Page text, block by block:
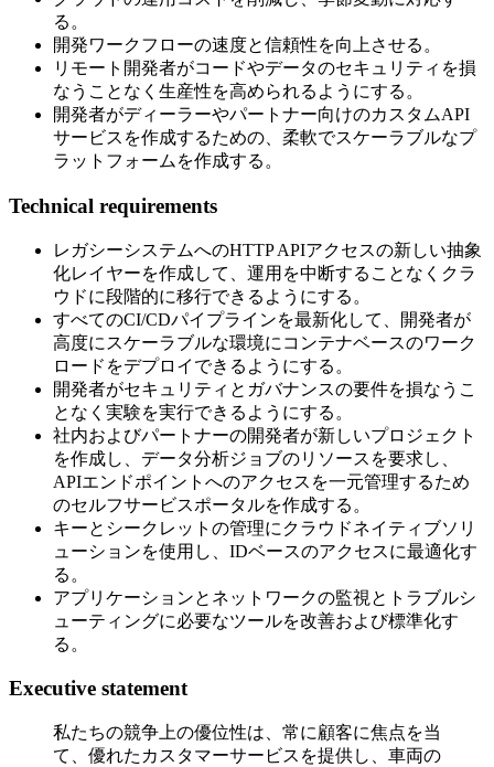
る。
開発ワークフローの速度と信頼性を向上させる。
リモート開発者がコードやデータのセキュリティを損
なうことなく生産性を高められるようにする。
開発者がディーラーやパートナー向けのカスタムAPI
サービスを作成するための、柔軟でスケーラブルなプ
ラットフォームを作成する。
Technical requirements
レガシーシステムへのHTTP APIアクセスの新しい抽象
化レイヤーを作成して、運用を中断することなくクラ
ウドに段階的に移行できるようにする。
すべてのCI/CDパイプラインを最新化して、開発者が
高度にスケーラブルな環境にコンテナベースのワーク
ロードをデプロイできるようにする。
開発者がセキュリティとガバナンスの要件を損なうこ
となく実験を実行できるようにする。
社内およびパートナーの開発者が新しいプロジェクト
を作成し、データ分析ジョブのリソースを要求し、
APIエンドポイントへのアクセスを一元管理するため
のセルフサービスポータルを作成する。
キーとシークレットの管理にクラウドネイティブソリ
ューションを使用し、IDベースのアクセスに最適化す
る。
アプリケーションとネットワークの監視とトラブルシ
ューティングに必要なツールを改善および標準化す
る。
Executive statement
私たちの競争上の優位性は、常に顧客に焦点を当
て、優れたカスタマーサービスを提供し、車両の